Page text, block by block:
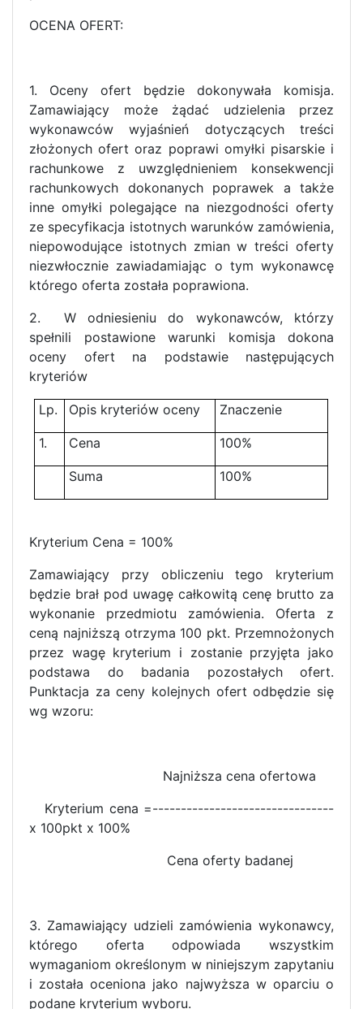
OCENA OFERT:
1. Oceny ofert będzie dokonywała komisja.
Zamawiający może żądać udzielenia przez
wykonawców wyjaśnień dotyczących treści
złożonych ofert oraz poprawi omyłki pisarskie i
rachunkowe z uwzględnieniem konsekwencji
rachunkowych dokonanych poprawek a także
inne omyłki polegające na niezgodności oferty
ze specyfikacja istotnych warunków zamówienia,
niepowodujące istotnych zmian w treści oferty
niezwłocznie zawiadamiając o tym wykonawcę
którego oferta została poprawiona.
2. W odniesieniu do wykonawców, którzy
spełnili postawione warunki komisja dokona
oceny ofert na podstawie następujących
kryteriów
Lp. Opis kryteriów oceny Znaczenie
1. Cena 100%
Suma 100%
Kryterium Cena = 100%
Zamawiający przy obliczeniu tego kryterium
będzie brał pod uwagę całkowitą cenę brutto za
wykonanie przedmiotu zamówienia. Oferta z
ceną najniższą otrzyma 100 pkt. Przemnożonych
przez wagę kryterium i zostanie przyjęta jako
podstawa do badania pozostałych ofert.
Punktacja za ceny kolejnych ofert odbędzie się
wg wzoru:
Najniższa cena ofertowa
Kryterium cena =--------------------------------
x 100pkt x 100%
Cena oferty badanej
3. Zamawiający udzieli zamówienia wykonawcy,
którego oferta odpowiada wszystkim
wymaganiom określonym w niniejszym zapytaniu
i została oceniona jako najwyższa w oparciu o
podane kryterium wyboru.